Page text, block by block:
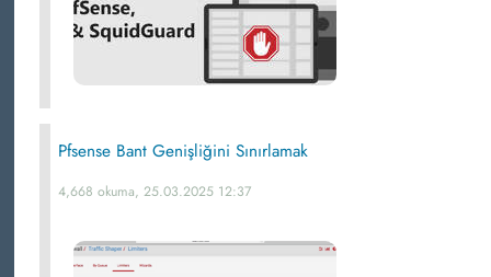
Pfsense Bant Genişliğini Sınırlamak
4,668 okuma, 25.03.2025 12:37